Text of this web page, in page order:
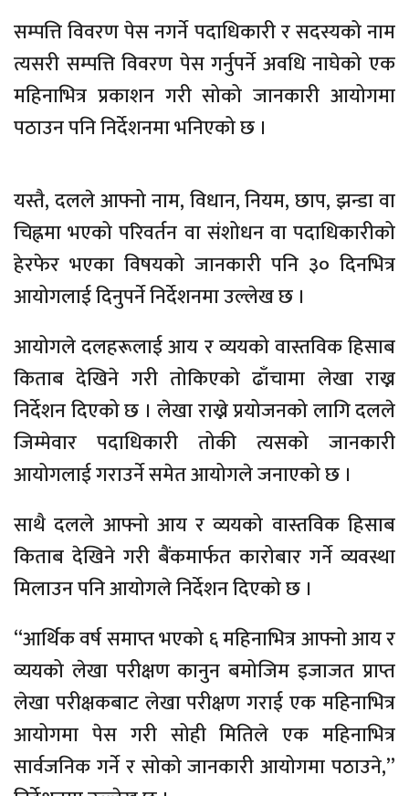
सम्पत्ति विवरण पेस नगर्ने पदाधिकारी र सदस्यको नाम
त्यसरी सम्पत्ति विवरण पेस गर्नुपर्ने अवधि नाघेको एक
महिनाभित्र प्रकाशन गरी सोको जानकारी आयोगमा
पठाउन पनि निर्देशनमा भनिएको छ ।
यस्तै, दलले आफ्नो नाम, विधान, नियम, छाप, झन्डा वा
चिह्नमा भएको परिवर्तन वा संशोधन वा पदाधिकारीको
हेरफेर भएका विषयको जानकारी पनि ३० दिनभित्र
आयोगलाई दिनुपर्ने निर्देशनमा उल्लेख छ ।
आयोगले दलहरूलाई आय र व्ययको वास्तविक हिसाब
किताब देखिने गरी तोकिएको ढाँचामा लेखा राख्न
निर्देशन दिएको छ । लेखा राख्ने प्रयोजनको लागि दलले
जिम्मेवार पदाधिकारी तोकी त्यसको जानकारी
आयोगलाई गराउर्ने समेत आयोगले जनाएको छ ।
साथै दलले आफ्नो आय र व्ययको वास्तविक हिसाब
किताब देखिने गरी बैंकमार्फत कारोबार गर्ने व्यवस्था
मिलाउन पनि आयोगले निर्देशन दिएको छ ।
“आर्थिक वर्ष समाप्त भएको ६ महिनाभित्र आफ्नो आय र
व्ययको लेखा परीक्षण कानुन बमोजिम इजाजत प्राप्त
लेखा परीक्षकबाट लेखा परीक्षण गराई एक महिनाभित्र
आयोगमा पेस गरी सोही मितिले एक महिनाभित्र
सार्वजनिक गर्ने र सोको जानकारी आयोगमा पठाउने,”